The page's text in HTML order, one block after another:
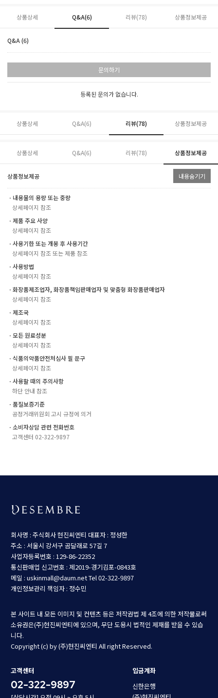
상품상세 Q&A(6) 리뷰(78) 상품정보제공
Q&A (6)
문의하기
등록된 문의가 없습니다.
상품상세 Q&A(6) 리뷰(78) 상품정보제공
상품상세 Q&A(6) 리뷰(78) 상품정보제공
상품정보제공 내용숨기기
ㆍ내용물의 용량 또는 중량
상세페이지 참조
ㆍ제품 주요 사양
상세페이지 참조
ㆍ사용기한 또는 개봉 후 사용기간
상세페이지 참조 또는 제품 참조
ㆍ사용방법
상세페이지 참조
ㆍ화장품제조업자, 화장품책임판매업자 및 맞춤형 화장품판매업자
상세페이지 참조
ㆍ제조국
상세페이지 참조
ㆍ모든 원료성분
상세페이지 참조
ㆍ식품의약품안전처심사 필 문구
상세페이지 참조
ㆍ사용할 때의 주의사항
하단 안내 참조
ㆍ품질보증기준
공정거래위원회 고시 규정에 의거
ㆍ소비자상담 관련 전화번호
고객센터 02-322-9897
회사명 : 주식회사 현진씨엔티 대표자 : 정성한
주소 : 서울시 강서구 곰달래로 57길 7
사업자등록번호 : 129-86-22352
통신판매업 신고번호 : 제2019-경기김포-0843호
메일 : uskinmall@daum.netTel 02-322-9897
개인정보관리 책임자 : 정수민
본 사이트 내 모든 이미지 및 컨텐츠 등은 저작권법 제 4조에 의한 저작물로써
소유권은(주)현진씨엔티에 있으며, 무단 도용시 법적인 제재를 받을 수 있습
니다.
Copyright (c) by (주)현진씨엔티 All right Reserved.
고객센터
02-322-9897
입금계좌
신한은행